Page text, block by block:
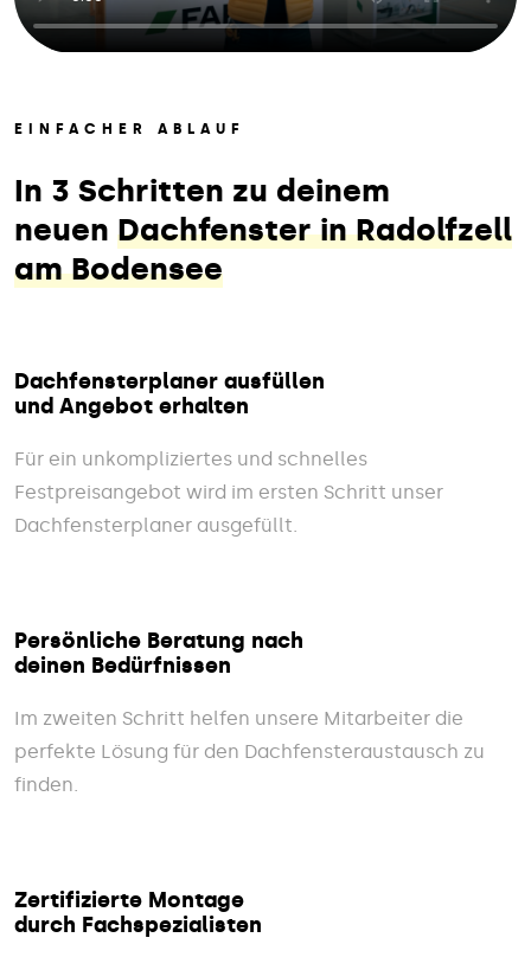
EINFACHER ABLAUF
In 3 Schritten zu deinem
neuen Dachfenster in Radolfzell
am Bodensee
Dachfensterplaner ausfüllen
und Angebot erhalten
Für ein unkompliziertes und schnelles
Festpreisangebot wird im ersten Schritt unser
Dachfensterplaner ausgefüllt.
Persönliche Beratung nach
deinen Bedürfnissen
Im zweiten Schritt helfen unsere Mitarbeiter die
perfekte Lösung für den Dachfensteraustausch zu
finden.
Zertifizierte Montage
durch Fachspezialisten